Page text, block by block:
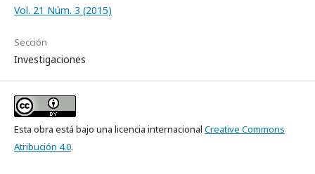
Vol. 21 Núm. 3 (2015)
Sección
Investigaciones
Esta obra está bajo una licencia internacional Creative Commons
Atribución 4.0.